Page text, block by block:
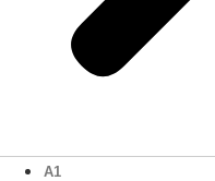
A1